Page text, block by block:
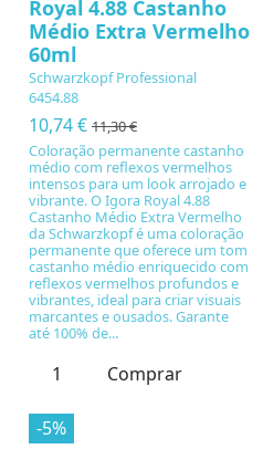
Royal 4.88 Castanho
Médio Extra Vermelho
60ml
Schwarzkopf Professional
6454.88
10,74 € 11,30 €
Coloração permanente castanho
médio com reflexos vermelhos
intensos para um look arrojado e
vibrante. O Igora Royal 4.88
Castanho Médio Extra Vermelho
da Schwarzkopf é uma coloração
permanente que oferece um tom
castanho médio enriquecido com
reflexos vermelhos profundos e
vibrantes, ideal para criar visuais
marcantes e ousados. Garante
até 100% de...
Comprar
-5%